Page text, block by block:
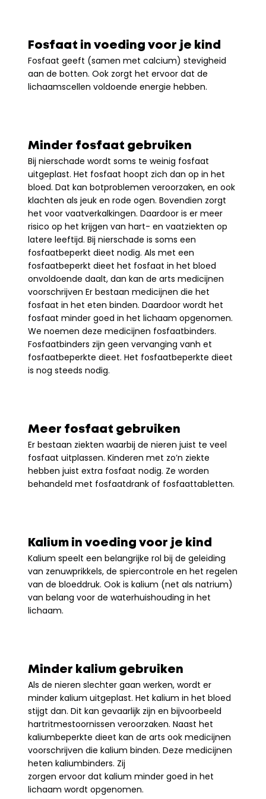
Fosfaat in voeding voor je kind
Fosfaat geeft (samen met calcium) stevigheid
aan de botten. Ook zorgt het ervoor dat de
lichaamscellen voldoende energie hebben.
Minder fosfaat gebruiken
Bij nierschade wordt soms te weinig fosfaat
uitgeplast. Het fosfaat hoopt zich dan op in het
bloed. Dat kan botproblemen veroorzaken, en ook
klachten als jeuk en rode ogen. Bovendien zorgt
het voor vaatverkalkingen. Daardoor is er meer
risico op het krijgen van hart- en vaatziekten op
latere leeftijd. Bij nierschade is soms een
fosfaatbeperkt dieet nodig. Als met een
fosfaatbeperkt dieet het fosfaat in het bloed
onvoldoende daalt, dan kan de arts medicijnen
voorschrijven Er bestaan medicijnen die het
fosfaat in het eten binden. Daardoor wordt het
fosfaat minder goed in het lichaam opgenomen.
We noemen deze medicijnen fosfaatbinders.
Fosfaatbinders zijn geen vervanging vanh et
fosfaatbeperkte dieet. Het fosfaatbeperkte dieet
is nog steeds nodig.
Meer fosfaat gebruiken
Er bestaan ziekten waarbij de nieren juist te veel
fosfaat uitplassen. Kinderen met zo’n ziekte
hebben juist extra fosfaat nodig. Ze worden
behandeld met fosfaatdrank of fosfaattabletten.
Kalium in voeding voor je kind
Kalium speelt een belangrijke rol bij de geleiding
van zenuwprikkels, de spiercontrole en het regelen
van de bloeddruk. Ook is kalium (net als natrium)
van belang voor de waterhuishouding in het
lichaam.
Minder kalium gebruiken
Als de nieren slechter gaan werken, wordt er
minder kalium uitgeplast. Het kalium in het bloed
stijgt dan. Dit kan gevaarlijk zijn en bijvoorbeeld
hartritmestoornissen veroorzaken. Naast het
kaliumbeperkte dieet kan de arts ook medicijnen
voorschrijven die kalium binden. Deze medicijnen
heten kaliumbinders. Zij
zorgen ervoor dat kalium minder goed in het
lichaam wordt opgenomen.